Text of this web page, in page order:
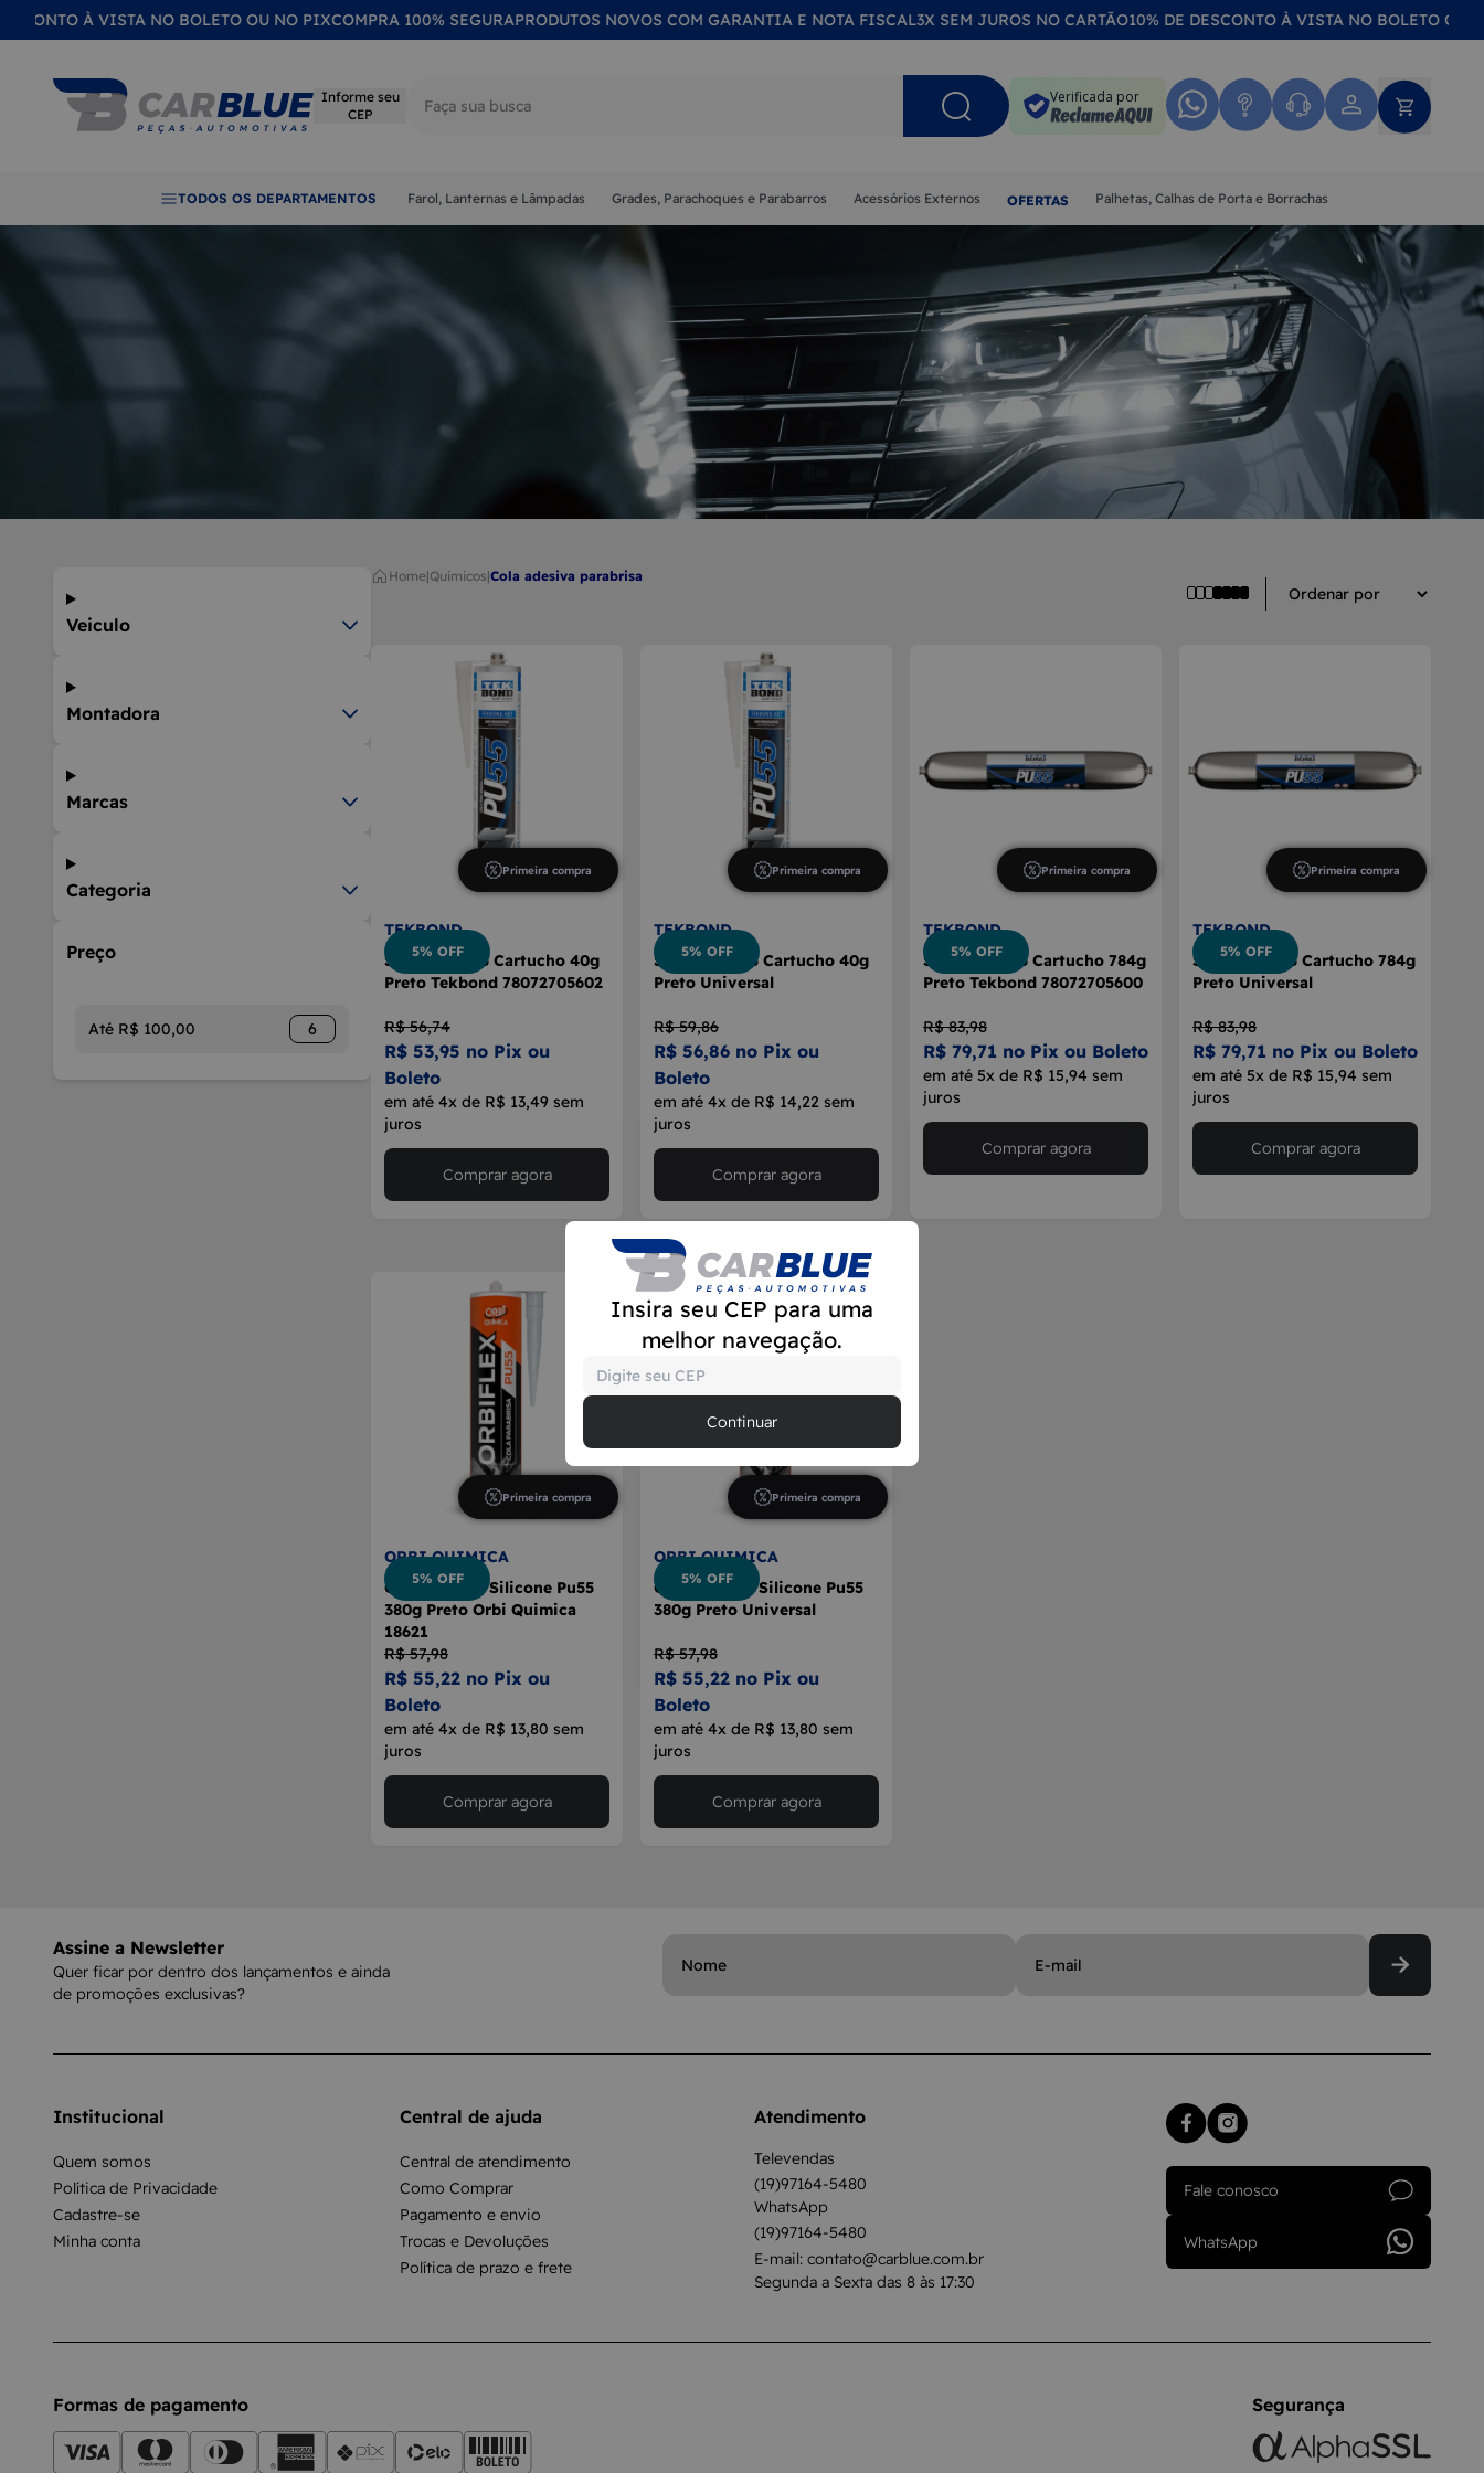
À VISTA NO BOLETO OU NO PIXCOMPRA 100% SEGURAPRODUTOS NOVOS COM GARANTIA E NOTA FISCAL3X SEM JUROS NO CARTÃO10% DE DESCONTO À VISTA NO BOLETO OU NO
Informe seu
CEP
Insira seu CEP para uma
melhor navegação.
Continuar
Verificada por
TODOS OS DEPARTAMENTOS Farol, Lanternas e Lâmpadas Grades, Parachoques e Parabarros Acessórios Externos OFERTAS Palhetas, Calhas de Porta e Borrachas
Montadora
Veiculo
Categoria
Marcas
Preço
Até R$ 100,00 6
Home| quimicos| cola adesiva parabrisa
Primeira compra
TEKBOND
Silicone Pu55 Cartucho 40g
Preto Tekbond 78072705602
R$ 56,74
R$ 53,95 no Pix ou
Boleto
em até 4x de R$ 13,49 sem
juros
5% OFF
Comprar agora
Primeira compra
TEKBOND
Silicone Pu55 Cartucho 40g
Preto Universal
R$ 59,86
R$ 56,86 no Pix ou
Boleto
em até 4x de R$ 14,22 sem
juros
5% OFF
Comprar agora
Primeira compra
TEKBOND
Silicone Pu55 Cartucho 784g
Preto Tekbond 78072705600
R$ 83,98
R$ 79,71 no Pix ou Boleto
em até 5x de R$ 15,94 sem
juros
5% OFF
Comprar agora
Primeira compra
TEKBOND
Silicone Pu55 Cartucho 784g
Preto Universal
R$ 83,98
R$ 79,71 no Pix ou Boleto
em até 5x de R$ 15,94 sem
juros
5% OFF
Comprar agora
Primeira compra
ORBI QUIMICA
Cola Adesiva Silicone Pu55
380g Preto Orbi Quimica
18621
R$ 57,98
R$ 55,22 no Pix ou
Boleto
em até 4x de R$ 13,80 sem
juros
5% OFF
Comprar agora
Primeira compra
ORBI QUIMICA
Cola Adesiva Silicone Pu55
380g Preto Universal
R$ 57,98
R$ 55,22 no Pix ou
Boleto
em até 4x de R$ 13,80 sem
juros
5% OFF
Comprar agora
Assine a Newsletter
Quer ficar por dentro dos lançamentos e ainda
de promoções exclusivas?
Institucional
Quem somos
Política de Privacidade
Cadastre-se
Minha conta
Central de ajuda
Central de atendimento
Como Comprar
Pagamento e envio
Trocas e Devoluções
Política de prazo e frete
Atendimento
Televendas
(19)97164-5480
WhatsApp
(19)97164-5480
E-mail: contato@carblue.com.br
Segunda a Sexta das 8 às 17:30
Fale conosco
WhatsApp
Formas de pagamento Segurança